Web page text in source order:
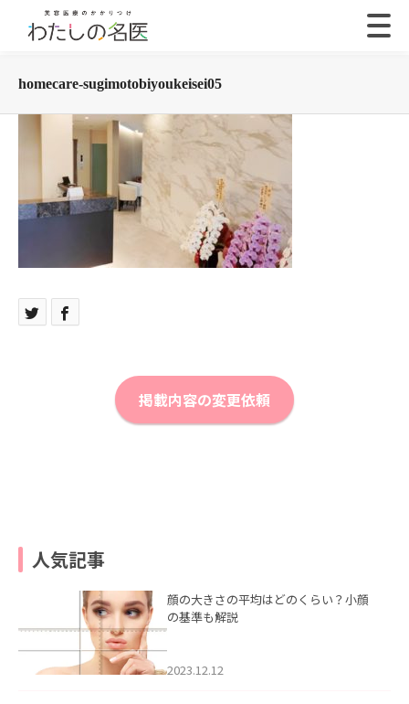
homecare-sugimotobiyoukeisei05
掲載内容の変更依頼
人気記事
顔の大きさの平均はどのくらい？小顔
の基準も解説
2023.12.12